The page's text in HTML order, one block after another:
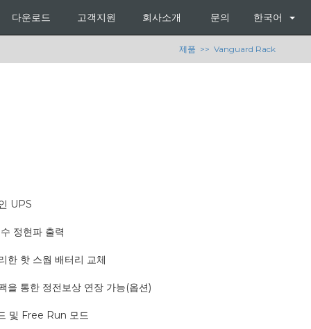
다운로드 고객지원 회사소개 문의 한국어
제품 >> Vanguard Rack
UPS
정현파 출력
한 핫 스웝 배터리 교체
을 통한 정전보상 연장 가능(옵션)
및 Free Run 모드